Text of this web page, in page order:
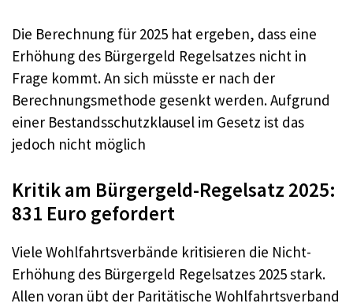
Die Berechnung für 2025 hat ergeben, dass eine
Erhöhung des Bürgergeld Regelsatzes nicht in
Frage kommt. An sich müsste er nach der
Berechnungsmethode gesenkt werden. Aufgrund
einer Bestandsschutzklausel im Gesetz ist das
jedoch nicht möglich
Kritik am Bürgergeld-Regelsatz 2025:
831 Euro gefordert
Viele Wohlfahrtsverbände kritisieren die Nicht-
Erhöhung des Bürgergeld Regelsatzes 2025 stark.
Allen voran übt der Paritätische Wohlfahrtsverband